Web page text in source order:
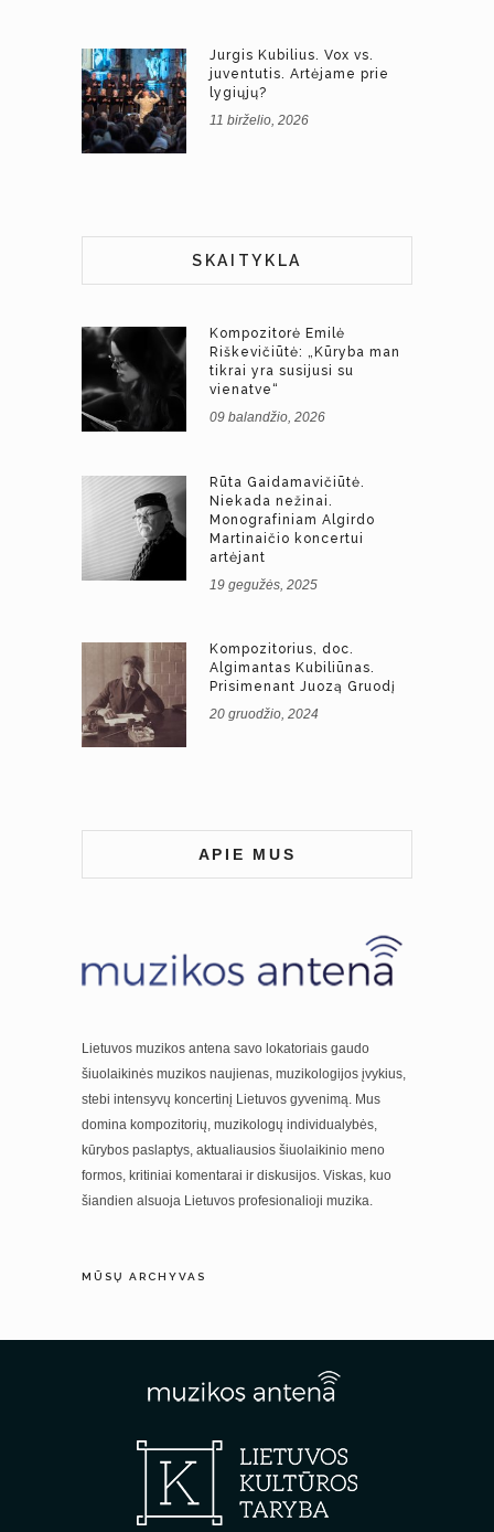
Jurgis Kubilius. Vox vs.
juventutis. Artėjame prie
lygiųjų?
11 birželio, 2026
SKAITYKLA
Kompozitorė Emilė
Riškevičiūtė: „Kūryba man
tikrai yra susijusi su
vienatve“
09 balandžio, 2026
Rūta Gaidamavičiūtė.
Niekada nežinai.
Monografiniam Algirdo
Martinaičio koncertui
artėjant
19 gegužės, 2025
Kompozitorius, doc.
Algimantas Kubiliūnas.
Prisimenant Juozą Gruodį
20 gruodžio, 2024
APIE MUS
Lietuvos muzikos antena savo lokatoriais gaudo
šiuolaikinės muzikos naujienas, muzikologijos įvykius,
stebi intensyvų koncertinį Lietuvos gyvenimą. Mus
domina kompozitorių, muzikologų individualybės,
kūrybos paslaptys, aktualiausios šiuolaikinio meno
formos, kritiniai komentarai ir diskusijos. Viskas, kuo
šiandien alsuoja Lietuvos profesionalioji muzika.
MŪSŲ ARCHYVAS